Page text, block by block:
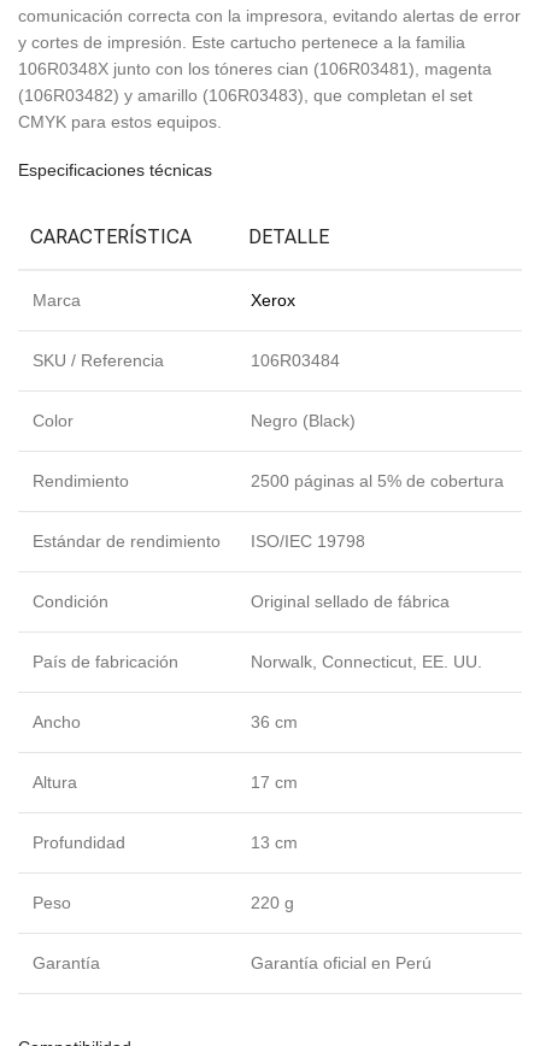
comunicación correcta con la impresora, evitando alertas de error
y cortes de impresión. Este cartucho pertenece a la familia
106R0348X junto con los tóneres cian (106R03481), magenta
(106R03482) y amarillo (106R03483), que completan el set
CMYK para estos equipos.
Especificaciones técnicas
CARACTERÍSTICA DETALLE
Marca Xerox
SKU / Referencia 106R03484
Color Negro (Black)
Rendimiento 2500 páginas al 5% de cobertura
Estándar de rendimiento ISO/IEC 19798
Condición Original sellado de fábrica
País de fabricación Norwalk, Connecticut, EE. UU.
Ancho 36 cm
Altura 17 cm
Profundidad 13 cm
Peso 220 g
Garantía Garantía oficial en Perú